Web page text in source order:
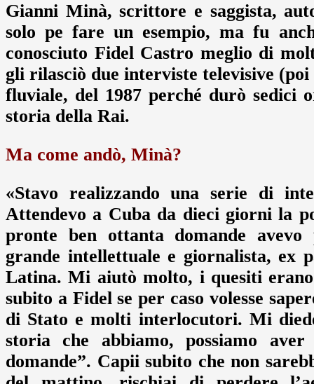
Gianni Minà, scrittore e saggista,
solo pe fare un esempio, ma fu
conosciuto Fidel Castro meglio di
gli rilasciò due interviste televisive
fluviale, del 1987 perché durò
storia della Rai.
Ma come andò, Minà?
«Stavo realizzando una serie di
Attendevo a Cuba da dieci giorni la
pronte ben ottanta domande avevo
grande intellettuale e giornalista, ex
Latina. Mi aiutò molto, i quesiti
subito a Fidel se per caso volesse
di Stato e molti interlocutori. Mi
storia che abbiamo, possiamo
domande”. Capii subito che non